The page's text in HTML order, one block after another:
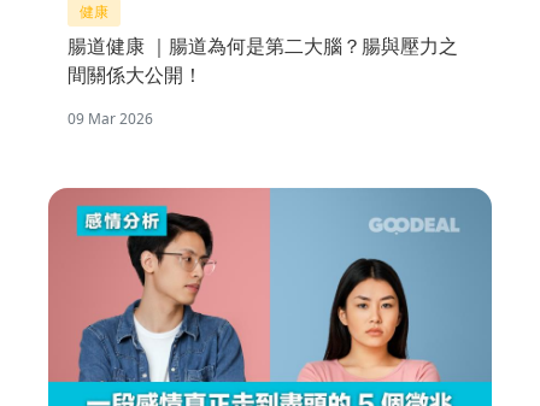
健康
腸道健康 ｜腸道為何是第二大腦？腸與壓力之
間關係大公開！
09 Mar 2026